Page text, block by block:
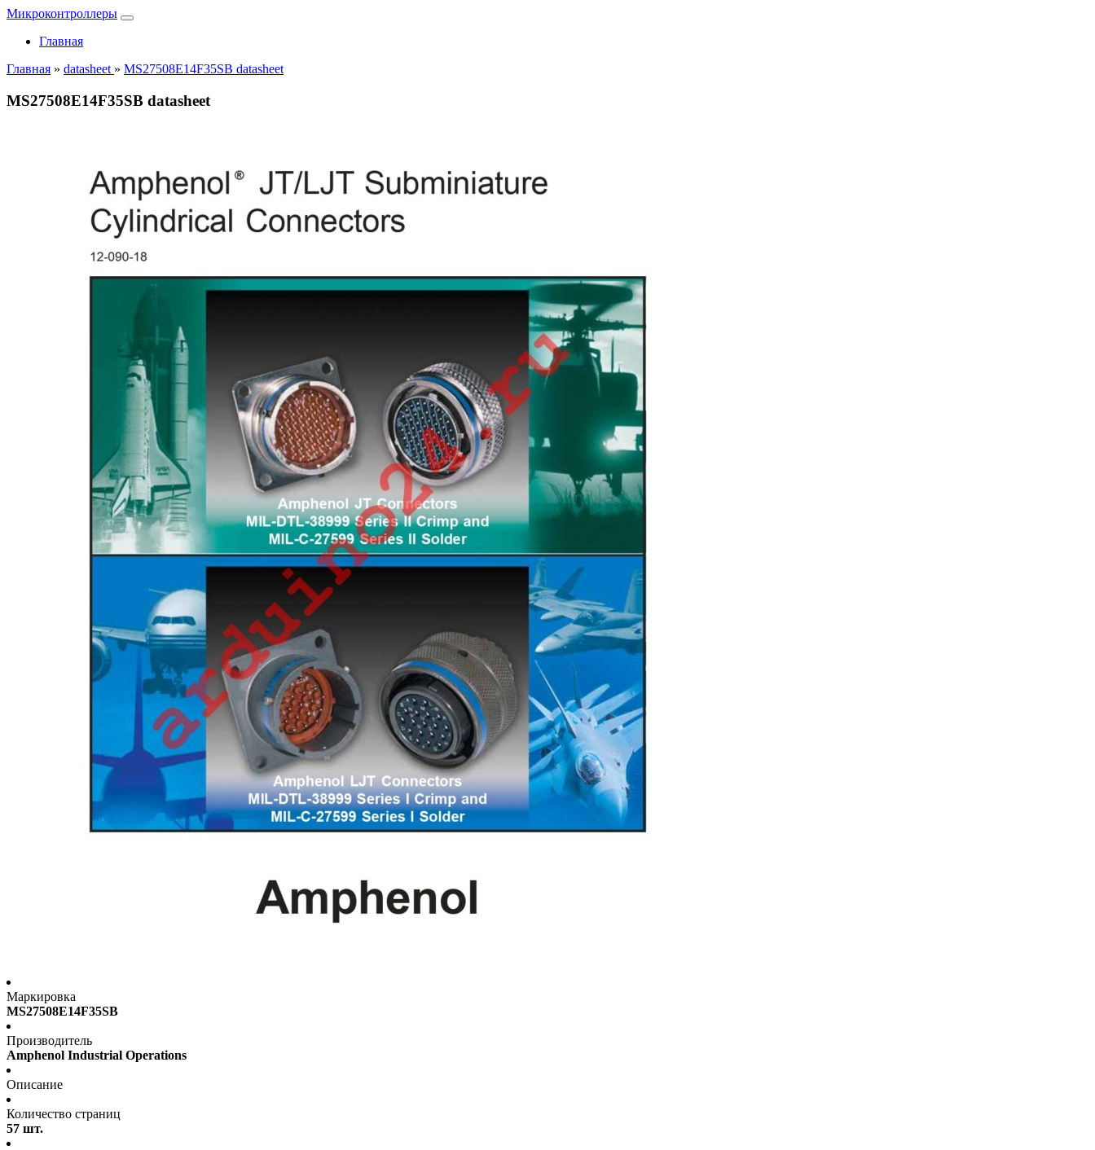
Микроконтроллеры
Главная
Главная » datasheet » MS27508E14F35SB datasheet
MS27508E14F35SB datasheet
Маркировка
MS27508E14F35SB
Производитель
Amphenol Industrial Operations
Описание
Количество страниц
57 шт.